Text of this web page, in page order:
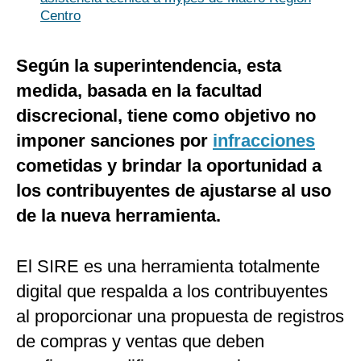
Centro
Según la superintendencia, esta
medida, basada en la facultad
discrecional, tiene como objetivo no
imponer sanciones por infracciones
cometidas y brindar la oportunidad a
los contribuyentes de ajustarse al uso
de la nueva herramienta.
El SIRE es una herramienta totalmente
digital que respalda a los contribuyentes
al proporcionar una propuesta de registros
de compras y ventas que deben